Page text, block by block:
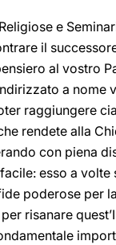
e
il
al vostro
a nome
raggiungere
rendete alla
con piena
esso a
poderose per
risanare